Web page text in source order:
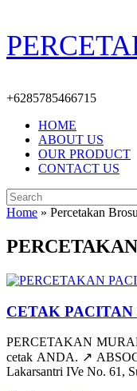
Skip
to
content
+6285785466715
HOME
ABOUT US
OUR PRODUCT
CONTACT US
Search
for:
Home » Percetakan
CETAK PACITAN
PERCETAKAN
cetak ANDA. ↗️
Lakarsantri IVe No. 61,